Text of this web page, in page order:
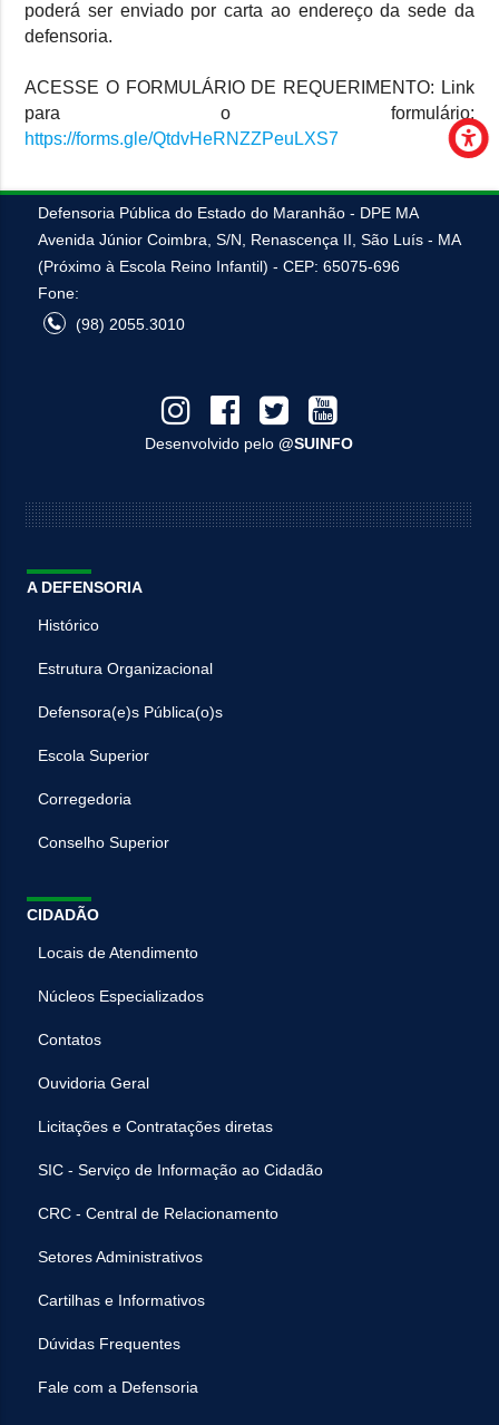
poderá ser enviado por carta ao endereço da sede da
defensoria.
ACESSE O FORMULÁRIO DE REQUERIMENTO: Link
para o formulário:
https://forms.gle/QtdvHeRNZZPeuLXS7
Defensoria Pública do Estado do Maranhão - DPE MA
Avenida Júnior Coimbra, S/N, Renascença II, São Luís - MA
(Próximo à Escola Reino Infantil) - CEP: 65075-696
Fone:
(98) 2055.3010
Desenvolvido pelo@SUINFO
A DEFENSORIA
Histórico
Estrutura Organizacional
Defensora(e)s Pública(o)s
Escola Superior
Corregedoria
Conselho Superior
CIDADÃO
Locais de Atendimento
Núcleos Especializados
Contatos
Ouvidoria Geral
Licitações e Contratações diretas
SIC - Serviço de Informação ao Cidadão
CRC - Central de Relacionamento
Setores Administrativos
Cartilhas e Informativos
Dúvidas Frequentes
Fale com a Defensoria